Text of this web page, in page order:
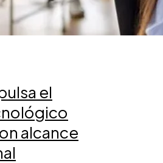
el
alcance